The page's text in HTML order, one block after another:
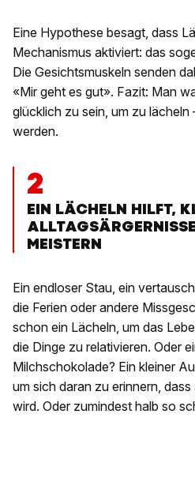
Eine Hypothese besagt, dass
Mechanismus aktiviert: das
Die Gesichtsmuskeln senden
«Mir geht es gut». Fazit: Man
glücklich zu sein, um zu lächeln
werden.
2
EIN LÄCHELN HILFT,
MEISTERN
Ein endloser Stau, ein
die Ferien oder andere
schon ein Lächeln, um das
die Dinge zu relativieren. Oder
Milchschokolade? Ein kleiner
um sich daran zu erinnern,
wird. Oder zumindest halb so